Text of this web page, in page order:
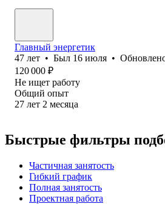
Главный энергетик
47 лет • Был 16 июля •
120 000 ₽
Не ищет работу
Общий опыт
27 лет 2 месяца
Быстрые фильтры
Частичная занятость
Гибкий график
Полная занятость
Проектная работа